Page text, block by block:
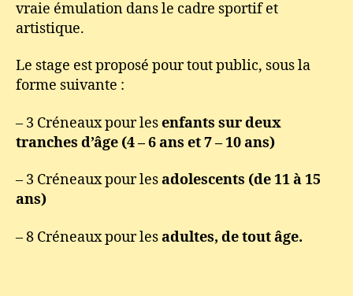
vraie émulation dans le cadre sportif et
artistique.
Le stage est proposé pour tout public, sous la
forme suivante :
– 3 Créneaux pour lesenfants sur deux
tranches d’âge (4 – 6 ans et 7 – 10 ans)
– 3 Créneaux pour lesadolescents (de 11 à 15
ans)
– 8 Créneaux pour lesadultes, de tout âge.